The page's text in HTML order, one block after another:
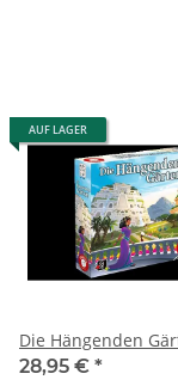
AUF LAGER
Die Hängenden
28,95 € *